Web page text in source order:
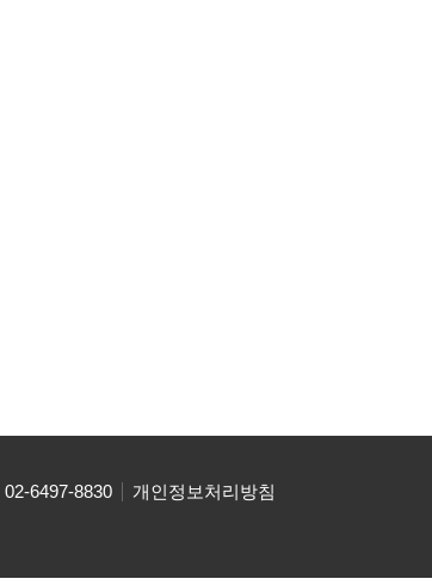
02-6497-8830 개인정보처리방침